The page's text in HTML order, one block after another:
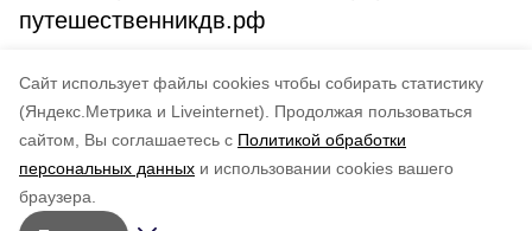
Cайт использует файлы cookies чтобы собирать статистику
(Яндекс.Метрика и Liveinternet).
Продолжая пользоваться
сайтом, Вы соглашаетесь с Политикой обработки
персональных данных и использовании cookies вашего
браузера.
путешественникдв.рф
экспедицию всей стране.
по оценке
5